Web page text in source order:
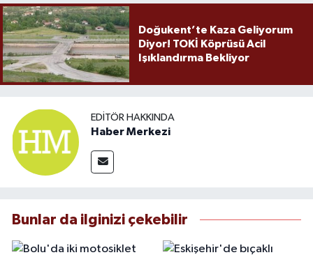
Doğukent’te Kaza Geliyorum
Diyor! TOKİ Köprüsü Acil
Işıklandırma Bekliyor
EDITÖR HAKKINDA
Haber Merkezi
Bunlar da ilginizi çekebilir